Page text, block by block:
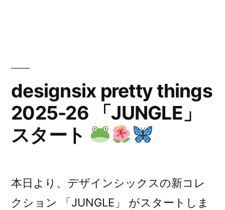
designsix pretty things
2025-26 「JUNGLE」
スタート
本日より、デザインシックスの新コレ
クション 「JUNGLE」 がスタートしま